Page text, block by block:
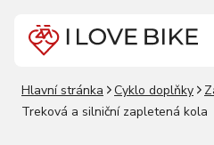
Hlavní stránka Cyklo doplňky
Treková a silniční zapletená kola